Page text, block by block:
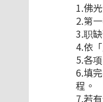
1.佛
2.第
3.职
4.依
5.各
6.填
程。
7.若